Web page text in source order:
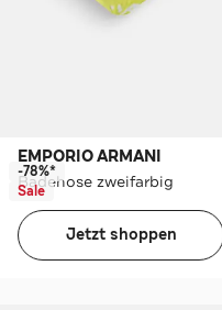
EMPORIO ARMANI
Badehose zweifarbig
-78%*
Sale
Jetzt shoppen